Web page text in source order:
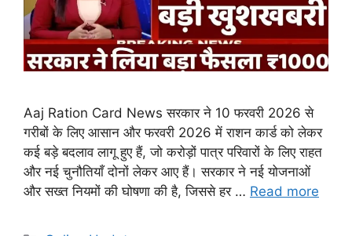
Aaj Ration Card News सरकार ने 10 फरवरी 2026 से
गरीबों के लिए आसान और फरवरी 2026 में राशन कार्ड को लेकर
कई बड़े बदलाव लागू हुए हैं, जो करोड़ों पात्र परिवारों के लिए राहत
और नई चुनौतियाँ दोनों लेकर आए हैं। सरकार ने नई योजनाओं
और सख्त नियमों की घोषणा की है, जिससे हर … Read more